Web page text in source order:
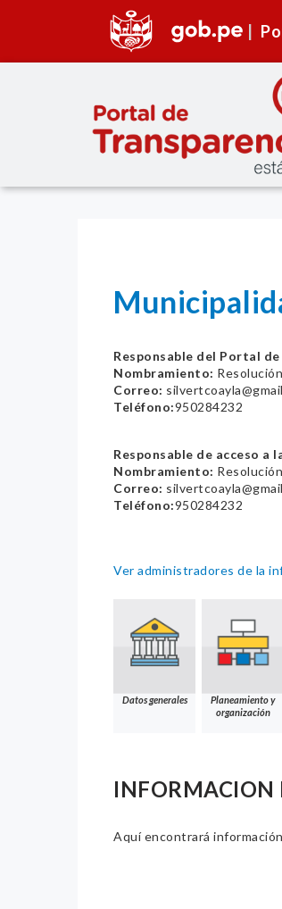
Responsable del Portal
Nombramiento:
Correo:
Teléfono:950284232
Responsable de acceso a
Nombramiento:
Correo:
Teléfono:950284232
Ver administradores de la
Datos generales
Planeamiento y
organización
INFORMACION
Aquí encontrará